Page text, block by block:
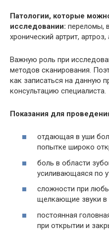
Патологии, которые
исследовании: переломы,
хронический артрит,
Важную роль при
методов сканирования.
как записаться на данную
консультацию специалиста.
Показания для
отдающая в уши
попытке широко
боль в области
усиливающаяся по
сложности при
щелкающие звуки в
постоянная
при открытии и